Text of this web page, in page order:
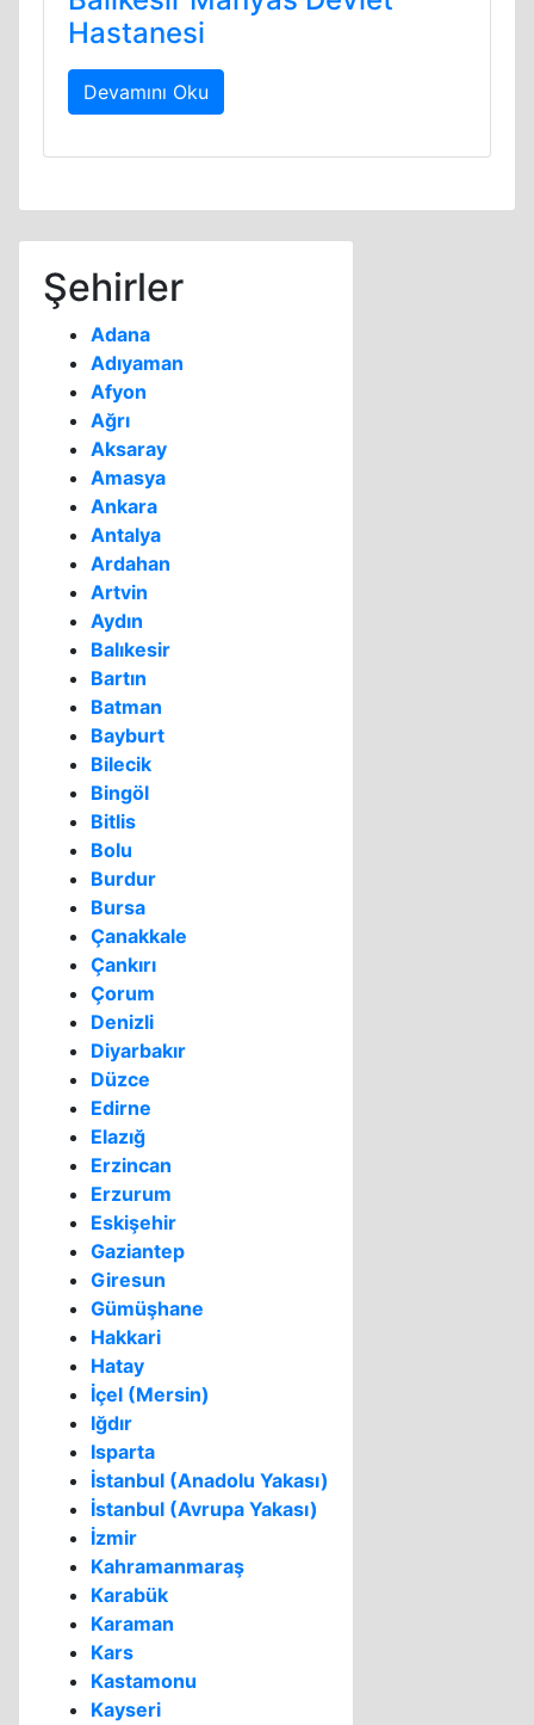
Hastanesi
Devamını Oku
Şehirler
Adana
Adıyaman
Afyon
Ağrı
Aksaray
Amasya
Ankara
Antalya
Ardahan
Artvin
Aydın
Balıkesir
Bartın
Batman
Bayburt
Bilecik
Bingöl
Bitlis
Bolu
Burdur
Bursa
Çanakkale
Çankırı
Çorum
Denizli
Diyarbakır
Düzce
Edirne
Elazığ
Erzincan
Erzurum
Eskişehir
Gaziantep
Giresun
Gümüşhane
Hakkari
Hatay
İçel (Mersin)
Iğdır
Isparta
İstanbul (Anadolu Yakası)
İstanbul (Avrupa Yakası)
İzmir
Kahramanmaraş
Karabük
Karaman
Kars
Kastamonu
Kayseri